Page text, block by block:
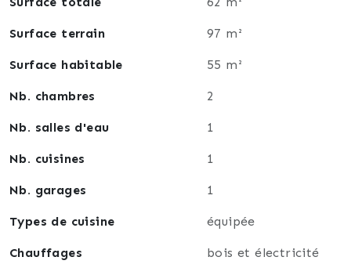
- deux chambres
À l’extérieur :
- une annexe pour un atelier, du stockage…
une dalle en béton, accessible par une porte, idéal
pour du stockage.
Surface terrain 97 m²
Surface habitable 55 m²
Nb. chambres 2
Nb. salles d'eau 1
Nb. cuisines 1
Nb. garages 1
Types de cuisine équipée
Chauffages bois et électricité